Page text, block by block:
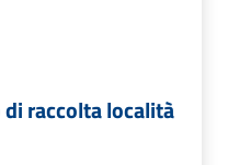
raccolta località